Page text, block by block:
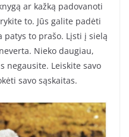
ar kažką padovanoti
to. Jūs galite padėti
patys to prašo. Lįsti į sielą
Nieko daugiau,
negausite. Leiskite savo
savo sąskaitas.